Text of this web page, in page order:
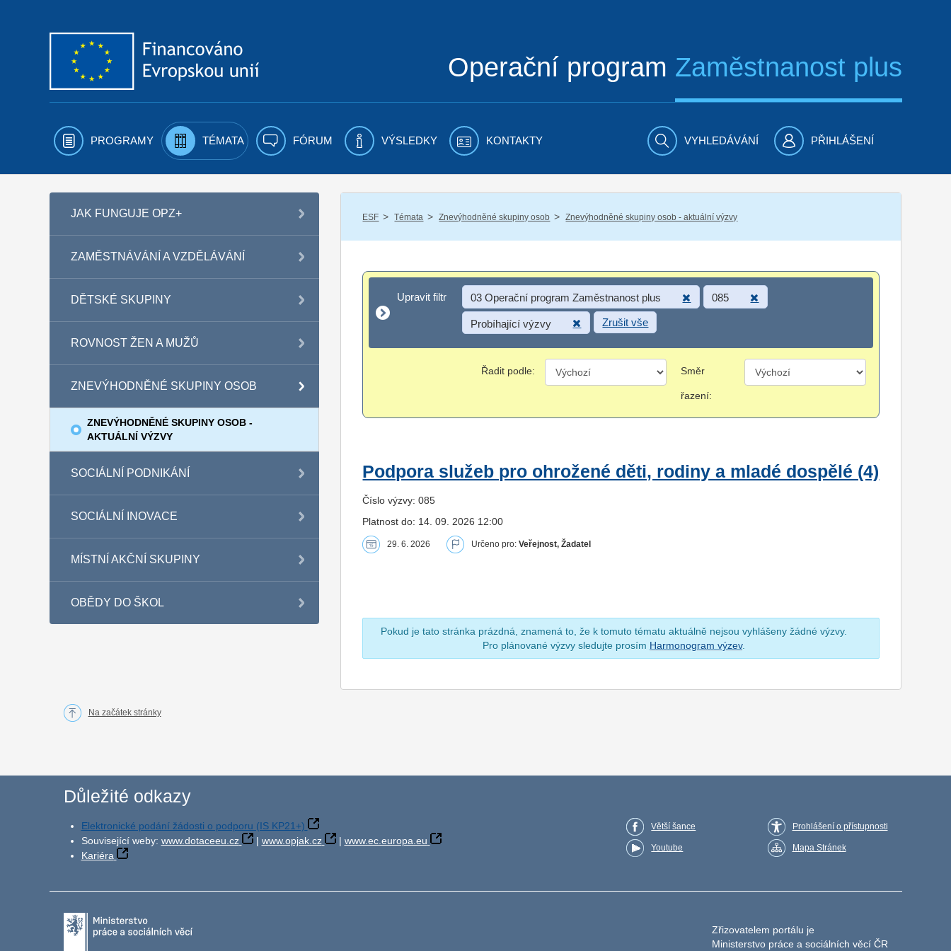
Operační program Zaměstnanost plus
PROGRAMY TÉMATA FÓRUM VÝSLEDKY KONTAKTY VYHLEDÁVÁNÍ PŘIHLÁŠENÍ
JAK FUNGUJE OPZ+
ZAMĚSTNÁVÁNÍ A VZDĚLÁVÁNÍ
DĚTSKÉ SKUPINY
ROVNOST ŽEN A MUŽŮ
ZNEVÝHODNĚNÉ SKUPINY OSOB
ZNEVÝHODNĚNÉ SKUPINY OSOB -
AKTUÁLNÍ VÝZVY
SOCIÁLNÍ PODNIKÁNÍ
SOCIÁLNÍ INOVACE
MÍSTNÍ AKČNÍ SKUPINY
OBĚDY DO ŠKOL
ESF / Témata / Znevýhodněné skupiny osob / Znevýhodněné skupiny osob - aktuální výzvy
Upravit filtr
Upravit filtr 03 Operační program Zaměstnanost plus 085
Probíhající výzvy Zrušit vše
Řadit podle: Směr
řazení:
Podpora služeb pro ohrožené děti, rodiny a mladé dospělé (4)
Číslo výzvy: 085
Platnost do: 14. 09. 2026 12:00
29. 6. 2026 Určeno pro:Veřejnost, Žadatel
Pokud je tato stránka prázdná, znamená to, že k tomuto tématu aktuálně nejsou vyhlášeny žádné výzvy.
Pro plánované výzvy sledujte prosím Harmonogram výzev.
Na začátek stránky
Důležité odkazy
Elektronické podání žádosti o podporu (IS KP21+)
Související weby: www.dotaceeu.cz | www.opjak.cz | www.ec.europa.eu
Kariéra
Větší šance
Youtube
Prohlášení o přístupnosti
Mapa Stránek
Zřizovatelem portálu je
Ministerstvo práce a sociálních věcí ČR